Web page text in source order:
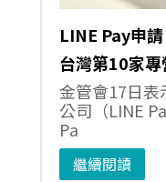
LINE Pay申
台灣第10家
金管會17日表
公司（LINE
Pa
繼續閱讀